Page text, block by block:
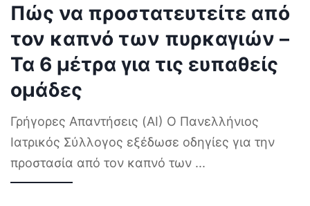
Πώς να προστατευτείτε από
τον καπνό των πυρκαγιών –
Τα 6 μέτρα για τις ευπαθείς
ομάδες
Γρήγορες Απαντήσεις (AI) Ο Πανελλήνιος
Ιατρικός Σύλλογος εξέδωσε οδηγίες για την
προστασία από τον καπνό των ...